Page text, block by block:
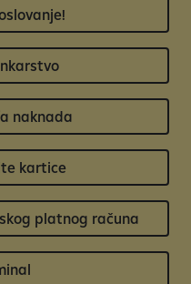
naknada
kartice
platnog računa